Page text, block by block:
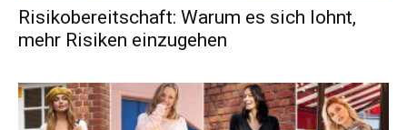
Risikobereitschaft: Warum es sich lohnt,
mehr Risiken einzugehen